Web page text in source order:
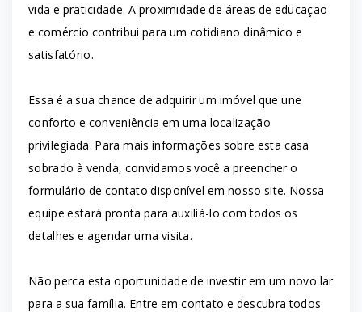
vida e praticidade. A proximidade de áreas de educação
e comércio contribui para um cotidiano dinâmico e
satisfatório.
Essa é a sua chance de adquirir um imóvel que une
conforto e conveniência em uma localização
privilegiada. Para mais informações sobre esta casa
sobrado à venda, convidamos você a preencher o
formulário de contato disponível em nosso site. Nossa
equipe estará pronta para auxiliá-lo com todos os
detalhes e agendar uma visita.
Não perca esta oportunidade de investir em um novo lar
para a sua família. Entre em contato e descubra todos